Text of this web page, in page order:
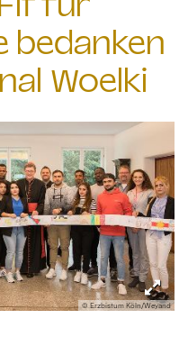
bedanken
Woelki
© Erzbistum Köln/Weyand